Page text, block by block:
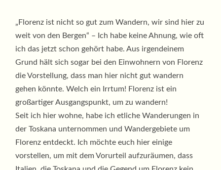
„Florenz ist nicht so gut zum Wandern, wir sind hier zu
weit von den Bergen“ – Ich habe keine Ahnung, wie oft
ich das jetzt schon gehört habe. Aus irgendeinem
Grund hält sich sogar bei den Einwohnern von Florenz
die Vorstellung, dass man hier nicht gut wandern
gehen könnte. Welch ein Irrtum! Florenz ist ein
großartiger Ausgangspunkt, um zu wandern!
Seit ich hier wohne, habe ich etliche Wanderungen in
der Toskana unternommen und Wandergebiete um
Florenz entdeckt. Ich möchte euch hier einige
vorstellen, um mit dem Vorurteil aufzuräumen, dass